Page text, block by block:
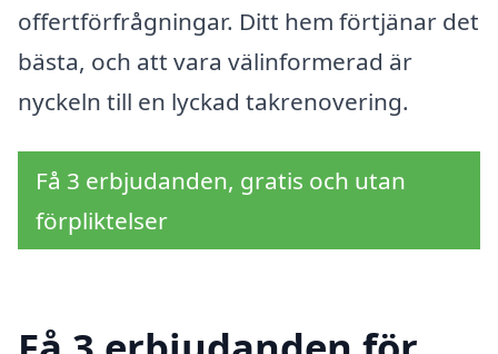
offertförfrågningar. Ditt hem förtjänar det
bästa, och att vara välinformerad är
nyckeln till en lyckad takrenovering.
Få 3 erbjudanden, gratis och utan
förpliktelser